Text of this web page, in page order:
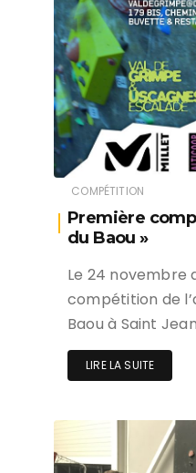
COMPÉTITION
Première
du Baou »
Le 24 novembre
compétition de
Baou à Saint
LIRE LA SUITE